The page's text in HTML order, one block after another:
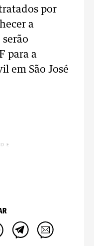
por
a
para a
em São José